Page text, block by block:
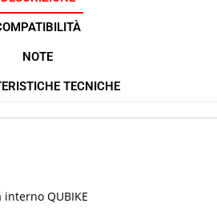
NOTE
TECNICHE
QUBIKE